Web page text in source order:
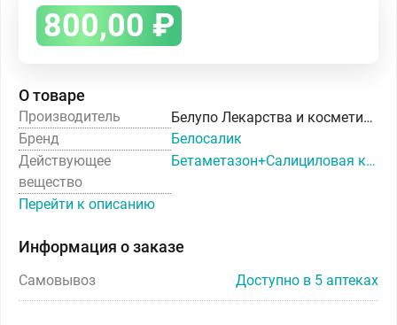
800,00 ₽
О товаре
Производитель
Белупо Лекарства и косметика д.д.
Бренд
Белосалик
Действующее
вещество
Бетаметазон+Салициловая кислота
Перейти к описанию
Информация о заказе
Самовывоз Доступно в 5 аптеках